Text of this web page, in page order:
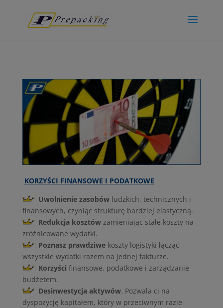
KORZYŚCI FINANSOWE I PODATKOWE
Uwolnienie zasobówludzkich, technicznych i
finansowych, czyniąc strukturę bardziej elastyczną.
Redukcja kosztówzamieniając stałe koszty na
zróżnicowane wydatki.
Poznasz prawdziwe koszty logistyki łącząc
wszystkie wydatki razem na jednej fakturze.
Korzyści finansowe, podatkowe i zarządzanie
budżetem.
Desinwestycja aktywów. Pozwala ci na
dyspozycję kapitałem, który w przeciwnym razie